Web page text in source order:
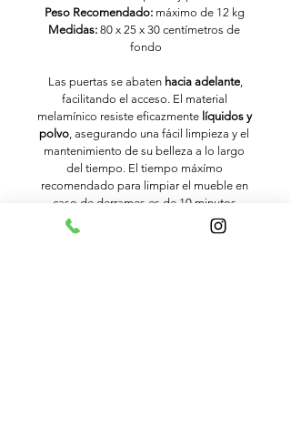
Peso Recomendado: máximo de 12 kg
Medidas: 80 x 25 x 30 centímetros de
fondo
Las puertas se abaten hacia adelante,
facilitando el acceso. El material
melamínico resiste eficazmente líquidos y
polvo, asegurando una fácil limpieza y el
mantenimiento de su belleza a lo largo
del tiempo. El tiempo máxímo
recomendado para limpiar el mueble en
caso de derrames es de 10 minutos